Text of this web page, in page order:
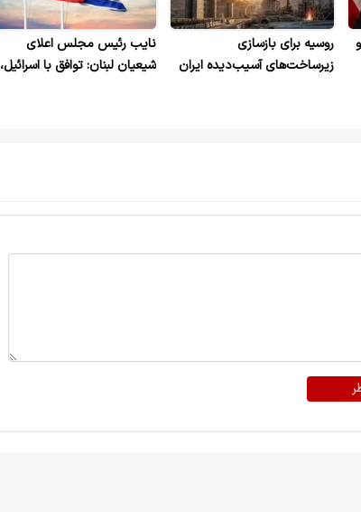
روسیه برای بازسازی
زیرساخت‌های آسیب‌دیده ایران
نایب رئیس مجلس اعلای
شیعیان لبنان: توافق با اسرائیل،